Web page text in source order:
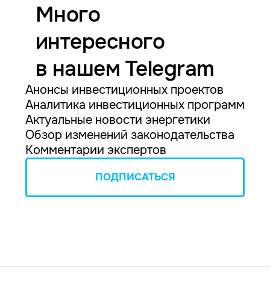
Много
интересного
в нашем Telegram
Анонсы инвестиционных проектов
Аналитика инвестиционных программ
Актуальные новости энергетики
Обзор изменений законодательства
Комментарии экспертов
ПОДПИСАТЬСЯ